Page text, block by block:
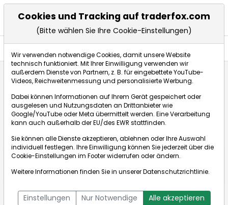
French Open wandern nicht ins Pay-TV
dpa-AFX Compact
ÜBERSICHT DPA-AFX PROFEED
DPA-AFX COMPACT
NEWSBOT
Cookies und Tracking auf traderfox.com
(Bitte wählen Sie Ihre Cookie-Einstellungen)
Wir verwenden notwendige Cookies, damit unsere Website
technisch funktioniert. Mit Ihrer Einwilligung verwenden wir
außerdem Dienste von Partnern, z. B. für eingebettete YouTube-
Videos, Reichweitenmessung und personalisierte Werbung.
Dabei können Informationen auf Ihrem Gerät gespeichert oder
ausgelesen und Nutzungsdaten an Drittanbieter wie
Google/YouTube oder Meta übermittelt werden. Eine Verarbeitung
kann auch außerhalb der EU/des EWR stattfinden.
Sie können alle Dienste akzeptieren, ablehnen oder Ihre Auswahl
individuell festlegen. Ihre Einwilligung können Sie jederzeit über die
Cookie-Einstellungen im Footer widerrufen oder ändern.
Weitere Informationen finden Sie in unsererDatenschutzrichtlinie.
Einstellungen Nur Notwendige Alle akzeptieren